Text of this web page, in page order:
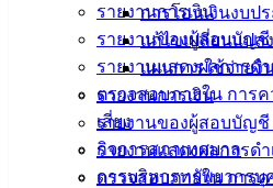
รายงานการเงิน
รายงานของผู้สอบบัญชี
รายงานแสดงผลการด
ตรวจสอบภายใน การ
เสี่ยง
กิจการสภาเทศบาล
การบริหารทรัพยากรบุ
การโอนเงินงบป
แก้ไขเปลี่ยนแป
แผนการใช้จ่ายงิ
รายงานการเงิน
รายงานของผู้สอบบัญชี
รายงานแสดงผลการด
ตรวจสอบภายใน การ
อ่างศิลา 90/338
ม.3 ต.เสม็ด
อ.เมือง จ.ชลบุรี
038-
142-100-104